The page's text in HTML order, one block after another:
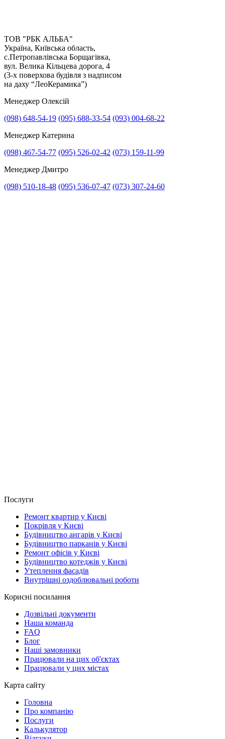
- злагодженість роботи з іншими підрядниками;
- своєчасне приймання та оплата виконаних робіт.
ТОВ "РБК АЛЬБА"
Україна, Київська область,
с.Петропавлівська Борщагівка,
вул. Велика Кільцева дорога, 4
(3-х поверхова будівля з надписом
на даху “ЛеоКерамика”)
Менеджер Олексій
(098) 648-54-19 (095) 688-33-54 (093) 004-68-22
Менеджер Катерина
(098) 467-54-77 (095) 526-02-42 (073) 159-11-99
Менеджер Дмитро
(098) 510-18-48 (095) 536-07-47 (073) 307-24-60
Послуги
Ремонт квартир у Києві
Покрівля у Києві
Будівництво ангарів у Києві
Будівництво парканів у Києві
Ремонт офісів у Києві
Будівництво котеджів у Києві
Утеплення фасадів
Внутрішні оздоблювальні роботи
Корисні посилання
Дозвільні документи
Наша команда
FAQ
Блог
Наші замовники
Працювали на цих об'єктах
Працювали у цих містах
Карта сайту
Головна
Про компанію
Послуги
Калькулятор